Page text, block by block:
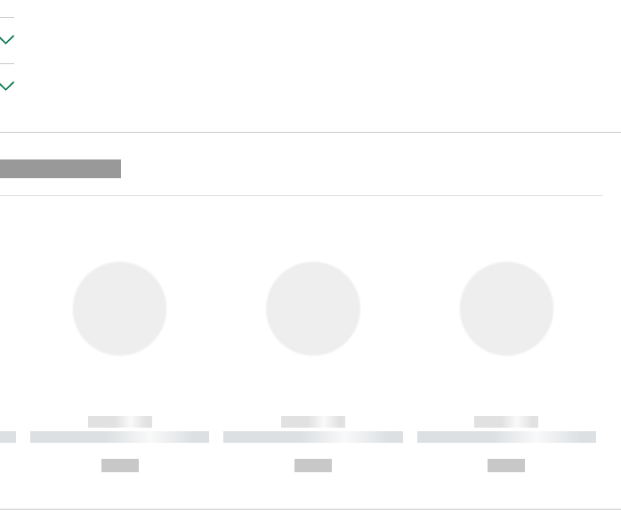
------------
----------- ----------- ----------
------------
----------- ----------- ----------
------------
----------- ----------- ----------